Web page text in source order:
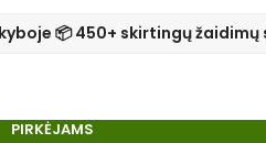
📦 450+ skirtingų
PIRKĖJAMS